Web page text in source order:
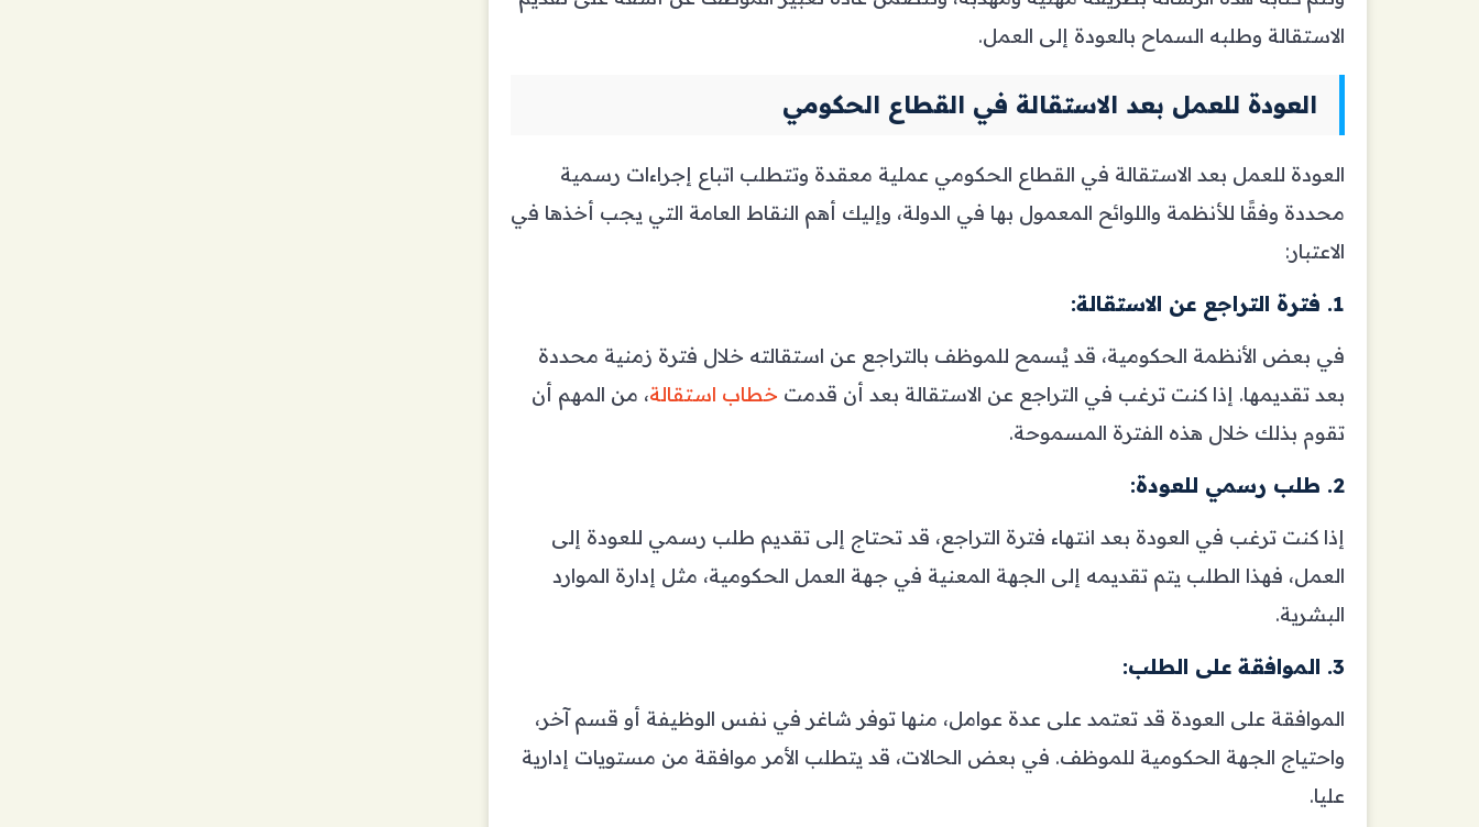
الاستقالة وطلبه السماح بالعودة إلى العمل.
العودة للعمل بعد الاستقالة في القطاع الحكومي
العودة للعمل بعد الاستقالة في القطاع الحكومي عملية معقدة وتتطلب اتباع إجراءات رسمية
محددة وفقًا للأنظمة واللوائح المعمول بها في الدولة، وإليك أهم النقاط العامة التي يجب أخذها في
الاعتبار:
1. فترة التراجع عن الاستقالة:
في بعض الأنظمة الحكومية، قد يُسمح للموظف بالتراجع عن استقالته خلال فترة زمنية محددة
بعد تقديمها. إذا كنت ترغب في التراجع عن الاستقالة بعد أن قدمت خطاب استقالة، من المهم أن
تقوم بذلك خلال هذه الفترة المسموحة.
2. طلب رسمي للعودة:
إذا كنت ترغب في العودة بعد انتهاء فترة التراجع، قد تحتاج إلى تقديم طلب رسمي للعودة إلى
العمل، فهذا الطلب يتم تقديمه إلى الجهة المعنية في جهة العمل الحكومية، مثل إدارة الموارد
البشرية.
3. الموافقة على الطلب:
الموافقة على العودة قد تعتمد على عدة عوامل، منها توفر شاغر في نفس الوظيفة أو قسم آخر،
واحتياج الجهة الحكومية للموظف. في بعض الحالات، قد يتطلب الأمر موافقة من مستويات إدارية
عليا.